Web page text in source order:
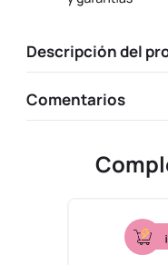
Descripción del
Comentarios
10. llaveros